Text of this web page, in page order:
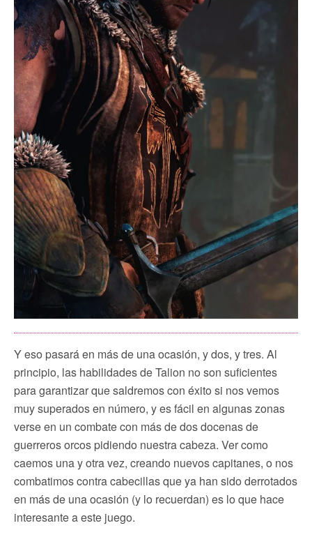
Y eso pasará en más de una ocasión, y dos, y tres. Al
principio, las habilidades de Talion no son suficientes
para garantizar que saldremos con éxito si nos vemos
muy superados en número, y es fácil en algunas zonas
verse en un combate con más de dos docenas de
guerreros orcos pidiendo nuestra cabeza. Ver como
caemos una y otra vez, creando nuevos capitanes, o nos
combatimos contra cabecillas que ya han sido derrotados
en más de una ocasión (y lo recuerdan) es lo que hace
interesante a este juego.